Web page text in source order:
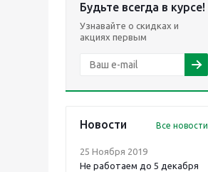
Будьте всегда в курсе!
Узнавайте о скидках и
акциях первым
Новости Все новости
25 Ноября 2019
Не работаем до 5 декабря